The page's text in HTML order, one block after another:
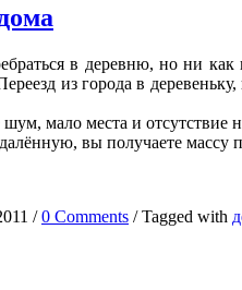
в деревню, но ни как
из города в
мало места и отсутствие
вы получаете массу
/ 0 Comments / Tagged with